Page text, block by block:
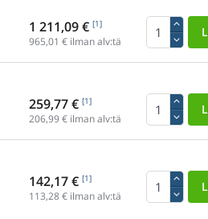
1 211,09 € [1]
965,01 € ilman alv:tä
259,77 € [1]
206,99€ ilman alv:tä
142,17 € [1]
113,28€ ilman alv:tä